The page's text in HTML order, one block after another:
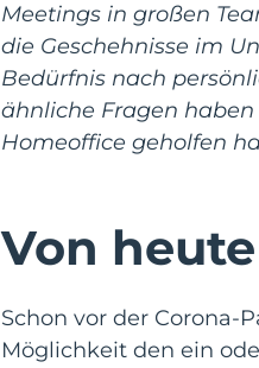
Meetings in großen
die Geschehnisse im
Bedürfnis nach
ähnliche Fragen
Homeoffice geholfen
Von
Schon vor der Corona-
Möglichkeit den ein